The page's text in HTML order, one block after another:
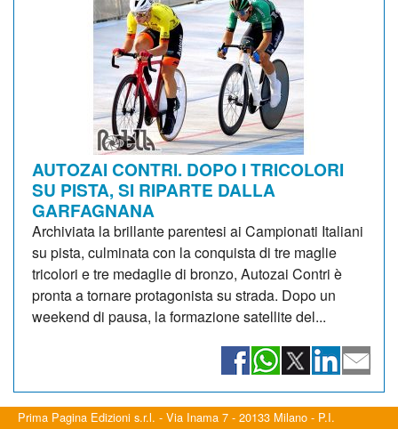
AUTOZAI CONTRI. DOPO I TRICOLORI
SU PISTA, SI RIPARTE DALLA
GARFAGNANA
Archiviata la brillante parentesi ai Campionati Italiani
su pista, culminata con la conquista di tre maglie
tricolori e tre medaglie di bronzo, Autozai Contri è
pronta a tornare protagonista su strada. Dopo un
weekend di pausa, la formazione satellite del...
Prima Pagina Edizioni s.r.l. - Via Inama 7 - 20133 Milano - P.I.